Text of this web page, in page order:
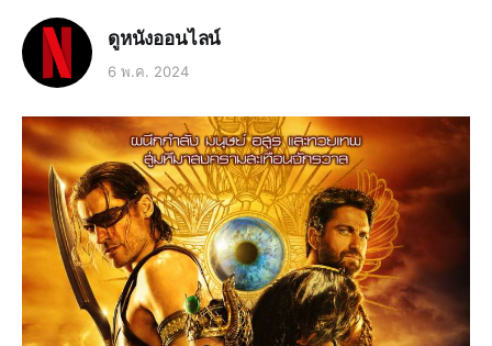
ดูหนังออนไลน์
6 พ.ค. 2024